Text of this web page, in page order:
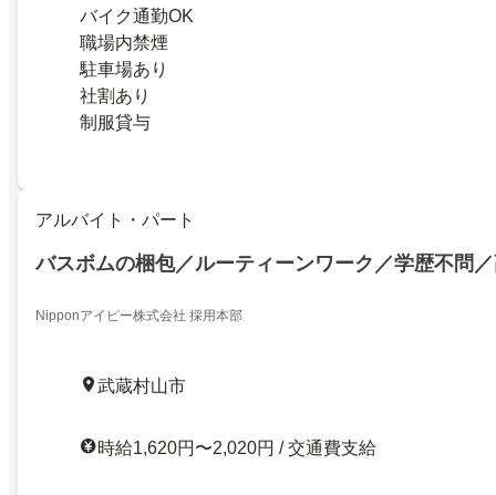
バイク通勤OK
職場内禁煙
駐車場あり
社割あり
制服貸与
アルバイト・パート
バスボムの梱包／ルーティーンワーク／学歴不問
Nipponアイピー株式会社 採用本部
武蔵村山市
時給1,620円〜2,020円 / 交通費支給